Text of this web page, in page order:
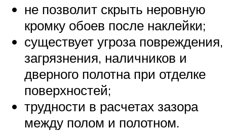
не позволит скрыть неровную
кромку обоев после наклейки;
существует угроза повреждения,
загрязнения, наличников и
дверного полотна при отделке
поверхностей;
трудности в расчетах зазора
между полом и полотном.